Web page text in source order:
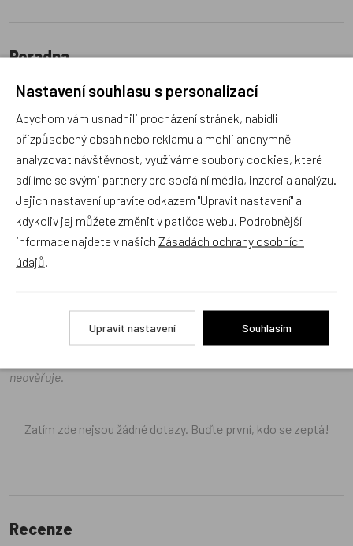
Poradna
Náš sortiment dokonale známe a rádi Vám poradíme
s výběrem (Po–Pá, 10–17 hod).
Jsme tu vždy rádi pro Vás! Váš rodinný obchod
Dráček.cz
Recenze v detailu produktu a texty od zákazníků v poradně
odrážejí výhradně názory a stanoviska zákazníků. Provozovatel
neověřuje.
Zatím zde nejsou žádné dotazy. Buďte první, kdo se zeptá!
Recenze
Nastavení souhlasu s personalizací
Abychom vám usnadnili procházení stránek, nabídli
přizpůsobený obsah nebo reklamu a mohli anonymně
analyzovat návštěvnost, využíváme soubory cookies, které
sdílíme se svými partnery pro sociální média, inzerci a analýzu.
Jejich nastavení upravíte odkazem "Upravit nastavení" a
kdykoliv jej můžete změnit v patičce webu. Podrobnější
informace najdete v našich Zásadách ochrany osobních
údajů
Upravit nastavení Souhlasím